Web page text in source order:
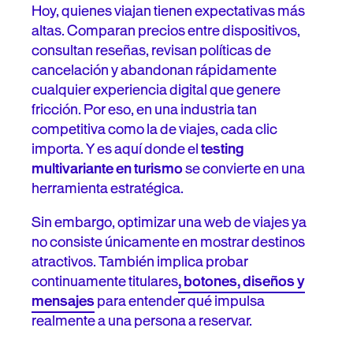
Un ejemplo de test multivariante aplicado al turismo
Testing multivariante (MTV) en turismo vs. A/B testing
¿Tu marca de viajes está preparada para implementar
testing multivariante (MTV)?
¿Cómo funciona el testing multivariante (MTV) en
turismo?
Paso 1: Identifica la página de mayor valor
Paso 2: Define los elementos que vas a testear
Paso 3: Crea variaciones y lanza el experimento
Paso 4: Analiza resultados
Hoy, quienes viajan tienen expectativas más
altas. Comparan precios entre dispositivos,
consultan reseñas, revisan políticas de
cancelación y abandonan rápidamente
cualquier experiencia digital que genere
fricción. Por eso, en una industria tan
competitiva como la de viajes, cada clic
importa. Y es aquí donde eltesting
multivariante en turismose convierte en una
herramienta estratégica.
Sin embargo, optimizar una web de viajes ya
no consiste únicamente en mostrar destinos
atractivos. También implica probar
continuamente titulares, botones, diseños y
mensajespara entender qué impulsa
realmente a una persona a reservar.